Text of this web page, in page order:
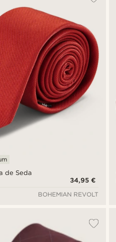
de Seda
34,95 €
BOHEMIAN REVOLT